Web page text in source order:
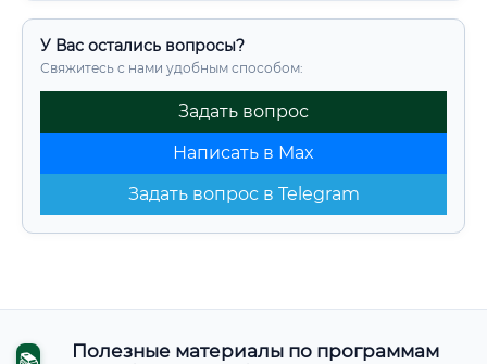
У Вас остались вопросы?
Свяжитесь с нами удобным способом:
Задать вопрос
Написать в Max
Задать вопрос в Telegram
Полезные материалы по программам